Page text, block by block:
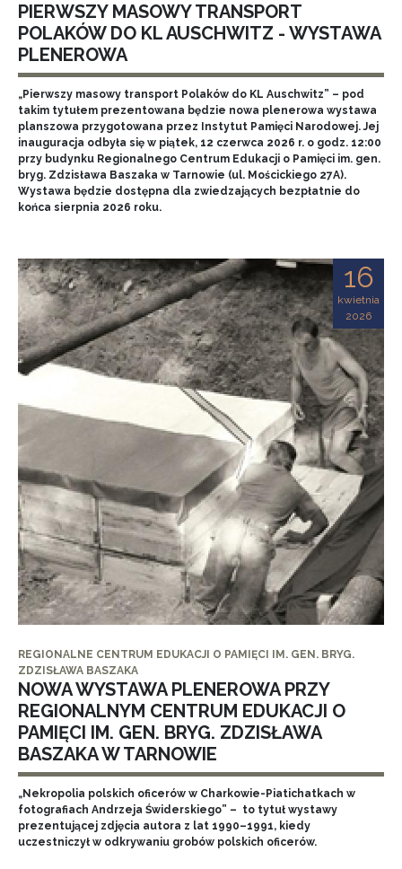
PIERWSZY MASOWY TRANSPORT
POLAKÓW DO KL AUSCHWITZ - WYSTAWA
PLENEROWA
„Pierwszy masowy transport Polaków do KL Auschwitz” – pod
takim tytułem prezentowana będzie nowa plenerowa wystawa
planszowa przygotowana przez Instytut Pamięci Narodowej. Jej
inauguracja odbyła się w piątek, 12 czerwca 2026 r. o godz. 12:00
przy budynku Regionalnego Centrum Edukacji o Pamięci im. gen.
bryg. Zdzisława Baszaka w Tarnowie (ul. Mościckiego 27A).
Wystawa będzie dostępna dla zwiedzających bezpłatnie do
końca sierpnia 2026 roku.
16
kwietnia
2026
REGIONALNE CENTRUM EDUKACJI O PAMIĘCI IM. GEN. BRYG.
ZDZISŁAWA BASZAKA
NOWA WYSTAWA PLENEROWA PRZY
REGIONALNYM CENTRUM EDUKACJI O
PAMIĘCI IM. GEN. BRYG. ZDZISŁAWA
BASZAKA W TARNOWIE
„Nekropolia polskich oficerów w Charkowie-Piatichatkach w
fotografiach Andrzeja Świderskiego” – to tytuł wystawy
prezentującej zdjęcia autora z lat 1990–1991, kiedy
uczestniczył w odkrywaniu grobów polskich oficerów.